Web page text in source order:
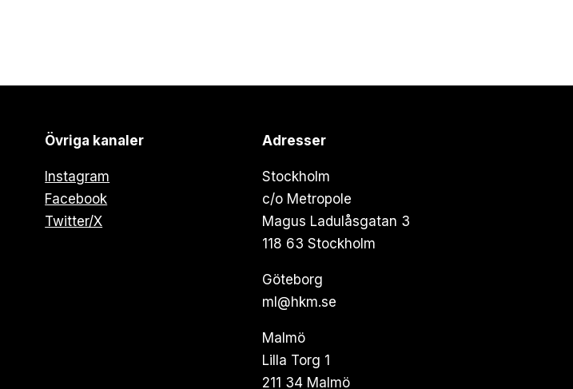
Övriga kanaler
Instagram
Facebook
Twitter/X
Adresser
Stockholm
c/o Metropole
Magus Ladulåsgatan 3
118 63 Stockholm
Göteborg
ml@hkm.se
Malmö
Lilla Torg 1
211 34 Malmö